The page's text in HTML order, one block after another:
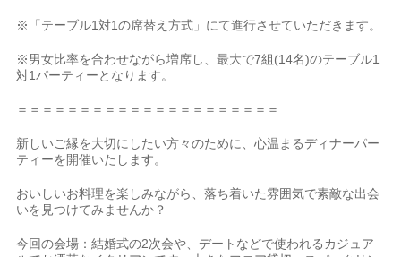
※「テーブル1対1の席替え方式」にて進行させていただきます。
※男女比率を合わせながら増席し、最大で7組(14名)のテーブル1
対1パーティーとなります。
＝＝＝＝＝＝＝＝＝＝＝＝＝＝＝＝＝＝＝＝＝
新しいご縁を大切にしたい方々のために、心温まるディナーパー
ティーを開催いたします。
おいしいお料理を楽しみながら、落ち着いた雰囲気で素敵な出会
いを見つけてみませんか？
今回の会場：結婚式の2次会や、デートなどで使われるカジュア